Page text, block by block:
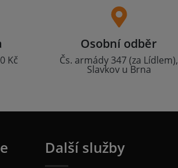
Kč
Osobní odběr
Čs. armády 347 (za Lídlem),
Slavkov u Brna
Další služby